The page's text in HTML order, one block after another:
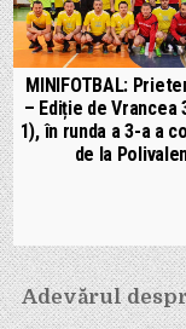
MINIFOTBAL:
– Ediție de Vrancea
1), în runda a 3-a a
de la
Navigare
Adevărul